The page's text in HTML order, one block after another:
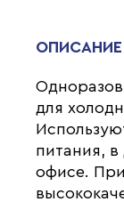
ОПИСАНИЕ
для
питания,
офисе.